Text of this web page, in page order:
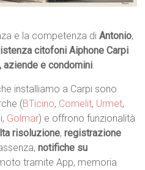
e la competenza diAntonio,
citofoni Aiphone Carpi
e condomini.
installiamo a Carpi sono
(BTicino, Comelit, Urmet,
Golmar) e offrono funzionalità
risoluzione,registrazione
notifiche su
tramite App, memoria